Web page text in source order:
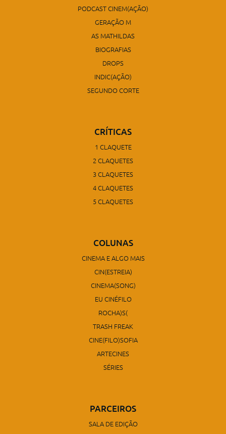
PODCAST CINEM(AÇÃO)
GERAÇÃO M
AS MATHILDAS
BIOGRAFIAS
DROPS
INDIC(AÇÃO)
SEGUNDO CORTE
CRÍTICAS
1 CLAQUETE
2 CLAQUETES
3 CLAQUETES
4 CLAQUETES
5 CLAQUETES
COLUNAS
CINEMA E ALGO MAIS
CIN(ESTREIA)
CINEMA(SONG)
EU CINÉFILO
ROCHA)S(
TRASH FREAK
CINE(FILO)SOFIA
ARTECINES
SÉRIES
PARCEIROS
SALA DE EDIÇÃO